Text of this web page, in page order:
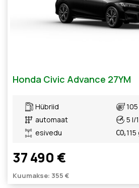
Honda Civic Advance 27YM
Hübriid
automaat
esivedu
5 l/
37 490 €
Kuumakse: 355 €